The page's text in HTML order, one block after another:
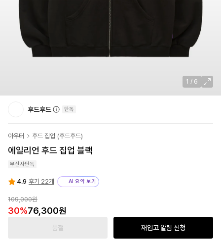
1 / 6
후드후드 단독
아우터 후드 집업 (후드후드)
에일리언 후드 집업 블랙
무신사단독
4.9 후기 22개 AI 요약 보기
109,000원
30%76,300원
품절 재입고 알림 신청